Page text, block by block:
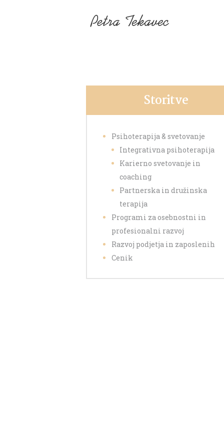
Domov
Storitve
Psihoterapija & svetovanje
Integrativna psihoterapija
Karierno svetovanje in
coaching
Partnerska in družinska
terapija
Programi za osebnostni in
profesionalni razvoj
Razvoj podjetja in zaposlenih
Cenik